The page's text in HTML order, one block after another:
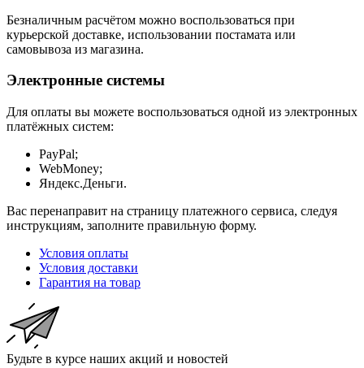
Безналичным расчётом можно воспользоваться при
курьерской доставке, использовании постамата или
самовывоза из магазина.
Электронные системы
Для оплаты вы можете воспользоваться одной из электронных
платёжных систем:
PayPal;
WebMoney;
Яндекс.Деньги.
Вас перенаправит на страницу платежного сервиса, следуя
инструкциям, заполните правильную форму.
Условия оплаты
Условия доставки
Гарантия на товар
Будьте в курсе наших акций и новостей